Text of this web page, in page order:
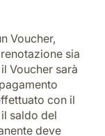
Voucher,
sia
Voucher sarà
con il
saldo del
deve